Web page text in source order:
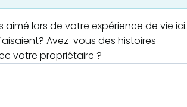
lors de votre expérience de vie ici.
Avez-vous des histoires
votre propriétaire ?